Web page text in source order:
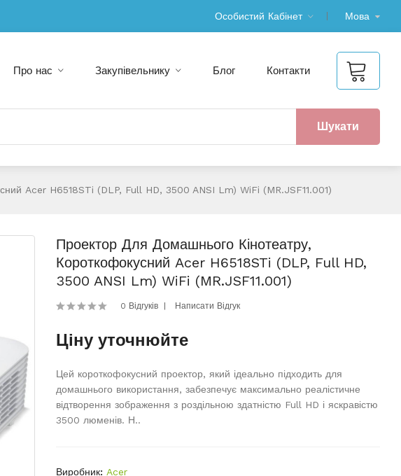
Особистий Кабінет Мова
Про нас Закупівельнику Блог Контакти
Шукати
Acer H6518STi (DLP, Full HD, 3500 ANSI Lm) WiFi (MR.JSF11.001)
Проектор Для Домашнього Кінотеатру,
Короткофокусний Acer H6518STi (DLP, Full HD,
3500 ANSI Lm) WiFi (MR.JSF11.001)
0 Відгуків Написати Відгук
Ціну уточнюйте
Цей короткофокусний проектор, який ідеально підходить для
домашнього використання, забезпечує максимально реалістичне
відтворення зображення з роздільною здатністю Full HD і яскравістю
3500 люменів. Н..
Виробник: Acer